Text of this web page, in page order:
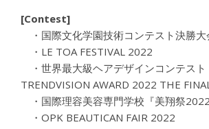
[Contest]
・国際文化学園技術コンテスト決勝大
・LE TOA FESTIVAL 2022
・世界最大級ヘアデザインコンテスト
TRENDVISION AWARD 2022 THE FINAL
・国際理容美容専門学校『美翔祭2022
・OPK BEAUTICAN FAIR 2022